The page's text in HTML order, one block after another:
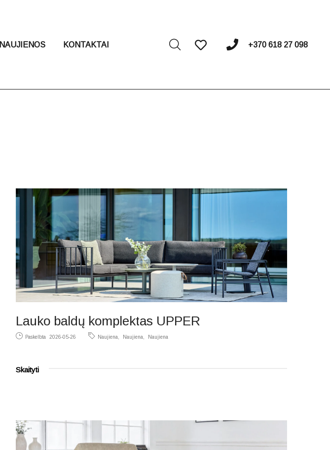
NAUJIENOS KONTAKTAI +370 618 27 098
Lauko baldų komplektas UPPER
Paskelbta 2026-05-26 Naujiena Naujiena Naujiena
Skaityti